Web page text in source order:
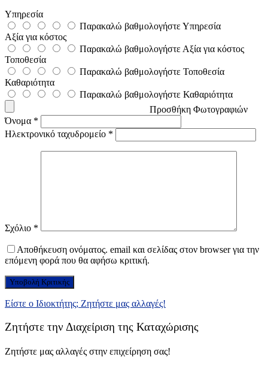
Υπηρεσία
Παρακαλώ βαθμολογήστε Υπηρεσία
Αξία για κόστος
Παρακαλώ βαθμολογήστε Αξία για κόστος
Τοποθεσία
Παρακαλώ βαθμολογήστε Τοποθεσία
Καθαριότητα
Παρακαλώ βαθμολογήστε Καθαριότητα
Προσθήκη Φωτογραφιών
Όνομα *
Ηλεκτρονικό ταχυδρομείο *
Σχόλιο *
Αποθήκευση ονόματος. email και σελίδας στον browser για την
επόμενη φορά που θα αφήσω κριτική.
Είστε ο Ιδιοκτήτης; Ζητήστε μας αλλαγές!
Ζητήστε την Διαχείριση της Καταχώρισης
Ζητήστε μας αλλαγές στην επιχείρηση σας!